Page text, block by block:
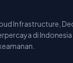
Infrastructure,
di